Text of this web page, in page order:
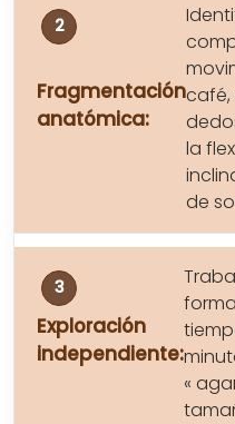
Fragmentación
anatómica:
café,
la
de
Exploración
independiente:
«